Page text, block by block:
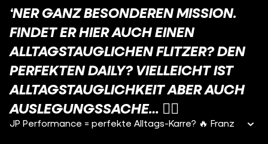
‘NER GANZ BESONDEREN MISSION.
FINDET ER HIER AUCH EINEN
ALLTAGSTAUGLICHEN FLITZER? DEN
PERFEKTEN DAILY? VIELLEICHT IST
ALLTAGSTAUGLICHKEIT ABER AUCH
AUSLEGUNGSSACHE… 🤷‍♀️
JP Performance = perfekte Alltags-Karre? 🔥 Franz